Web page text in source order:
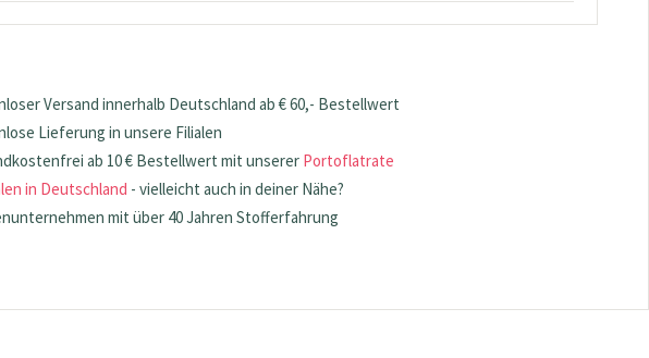
Versand innerhalb Deutschland ab € 60,- Bestellwert
Lieferung in unsere Filialen
ab 10 € Bestellwert mit unserer Portoflatrate
in Deutschland - vielleicht auch in deiner Nähe?
mit über 40 Jahren Stofferfahrung